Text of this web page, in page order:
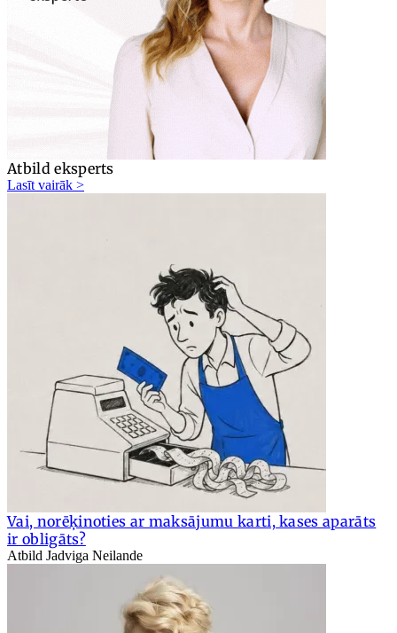
Atbild eksperts
Lasīt vairāk >
Vai, norēķinoties ar maksājumu karti, kases aparāts
ir obligāts?
Atbild Jadviga Neilande